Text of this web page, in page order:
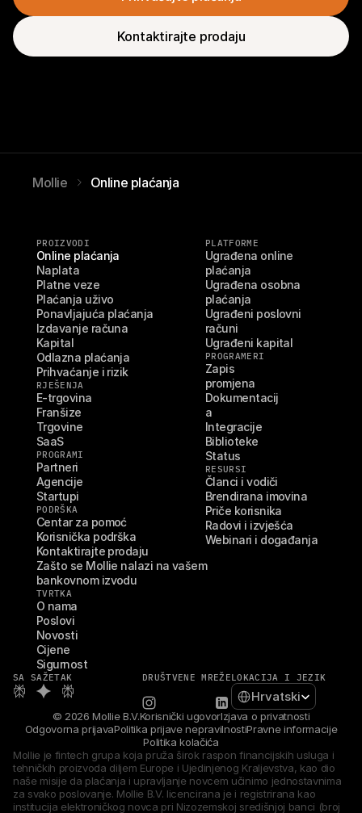
Kontaktirajte prodaju
Mollie Online plaćanja
PROIZVODI
Online plaćanja
Naplata
Platne veze
Plaćanja uživo
Ponavljajuća plaćanja
Izdavanje računa
Kapital
Odlazna plaćanja
Prihvaćanje i rizik
RJEŠENJA
E-trgovina
Franšize
Trgovine
SaaS
PROGRAMI
Partneri
Agencije
Startupi
PODRŠKA
Centar za pomoć
Korisnička podrška
Kontaktirajte prodaju
Zašto se Mollie nalazi na vašem
bankovnom izvodu
TVRTKA
O nama
Poslovi
Novosti
Cijene
Sigurnost
PLATFORME
Ugrađena online
plaćanja
Ugrađena osobna
plaćanja
Ugrađeni poslovni
računi
Ugrađeni kapital
PROGRAMERI
Zapis
promjena
Dokumentacij
a
Integracije
Biblioteke
Status
RESURSI
Članci i vodiči
Brendirana imovina
Priče korisnika
Radovi i izvješća
Webinari i događanja
SA SAŽETAK DRUŠTVENE MREŽELOKACIJA I JEZIK
Select Language
Hrvatski
© 2026 Mollie B.V.Korisnički ugovorIzjava o privatnosti
Odgovorna prijavaPolitika prijave nepravilnostiPravne informacije
Politika kolačića
Mollie je fintech grupa koja pruža širok raspon financijskih usluga i
tehničkih proizvoda diljem Europe i Ujedinjenog Kraljevstva, kao dio
naše misije da plaćanja i upravljanje novcem učinimo jednostavnima
za svako poslovanje. Mollie B.V. licencirana je i registrirana kao
institucija elektroničkog novca pri Nizozemskoj središnjoj banci (broj